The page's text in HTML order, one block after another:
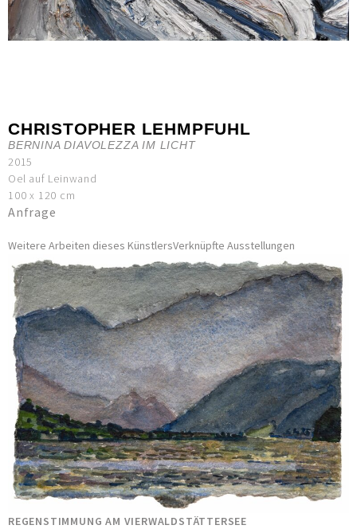
CHRISTOPHER LEHMPFUHL
BERNINA DIAVOLEZZA IM LICHT
2015
Oel auf Leinwand
100 x 120 cm
Anfrage
Weitere Arbeiten dieses KünstlersVerknüpfte Ausstellungen
REGENSTIMMUNG AM VIERWALDSTÄTTERSEE